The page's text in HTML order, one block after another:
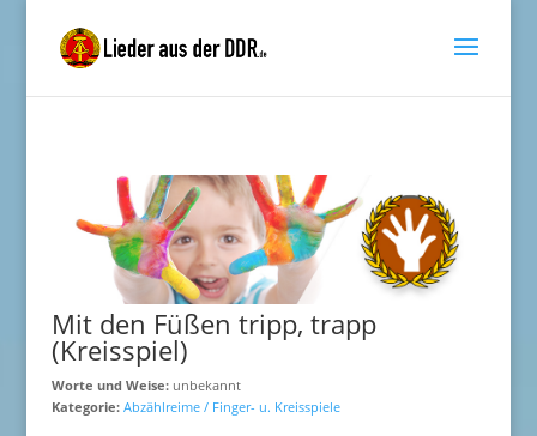
Mit den Füßen tripp, trapp
(Kreisspiel)
Worte und Weise:unbekannt
Kategorie: Abzählreime / Finger- u. Kreisspiele